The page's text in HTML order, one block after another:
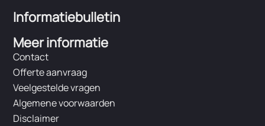
Meer informatie
Contact
Offerte aanvraag
Veelgestelde vragen
Algemene voorwaarden
Disclaimer
Informatiebulletin